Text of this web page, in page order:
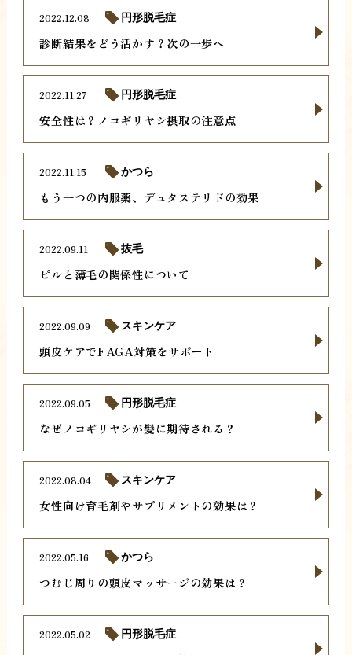
診断結果をどう活かす？次の一歩へ
2022.12.08 円形脱毛症
安全性は？ノコギリヤシ摂取の注意点
2022.11.27 円形脱毛症
もう一つの内服薬、デュタステリドの効果
2022.11.15 かつら
ピルと薄毛の関係性について
2022.09.11 抜毛
頭皮ケアでFAGA対策をサポート
2022.09.09 スキンケア
なぜノコギリヤシが髪に期待される？
2022.09.05 円形脱毛症
女性向け育毛剤やサプリメントの効果は？
2022.08.04 スキンケア
つむじ周りの頭皮マッサージの効果は？
2022.05.16 かつら
2022.05.02 円形脱毛症